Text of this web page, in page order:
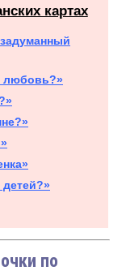
картах
любовь?»
детей?»
по